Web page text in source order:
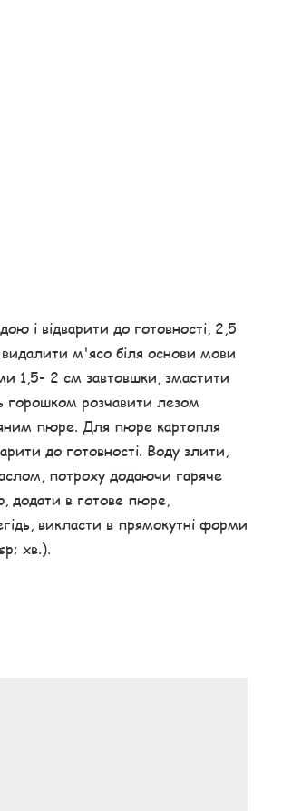
і відварити до готовності, 2,5
м'ясо біля основи мови
1,5- 2 см завтовшки, змастити
горошком розчавити лезом
пюре. Для пюре картопля
до готовності. Воду злити,
потроху додаючи гаряче
додати в готове пюре,
викласти в прямокутні форми
хв.).